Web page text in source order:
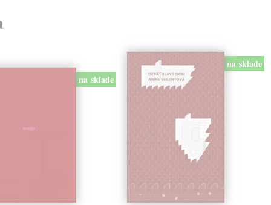
na sklade
na sklade